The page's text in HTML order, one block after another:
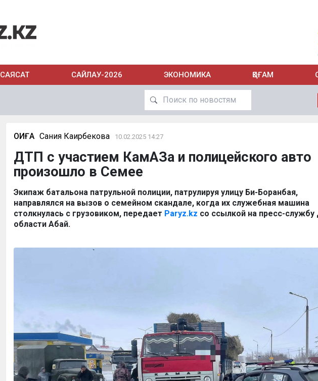
САЯСАТ САЙЛАУ-2026 ЭКОНОМИКА ҚОҒАМ
ОҚИҒА Сания Каирбекова 10.02.2025 14:27
ДТП с участием КамАЗа и полицейского авто
произошло в Семее
Экипаж батальона патрульной полиции, патрулируя улицу Би-Боранбая,
направлялся на вызов о семейном скандале, когда их служебная машина
столкнулась с грузовиком, передает Paryz.kz со ссылкой на пресс-
области Абай.